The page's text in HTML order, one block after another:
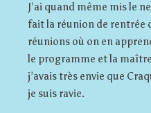
J’ai quand même mis le
fait la réunion de rentrée
réunions où on en
le programme et la
j’avais très envie que
je suis ravie.